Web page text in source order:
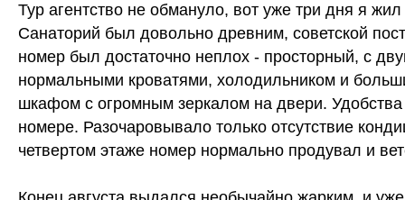
Тур агентство не обмануло, вот уже три дня я
Санаторий был довольно древним, советской
номер был достаточно неплох - просторный, с
нормальными кроватями, холодильником и
шкафом с огромным зеркалом на двери.
номере. Разочаровывало только отсутствие
четвертом этаже номер нормально продувал и